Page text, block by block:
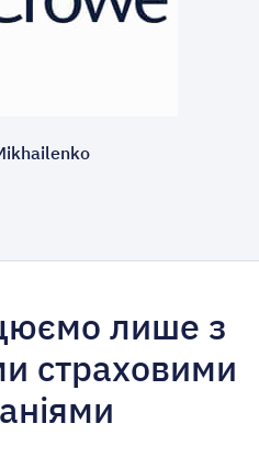
лише з
страховими